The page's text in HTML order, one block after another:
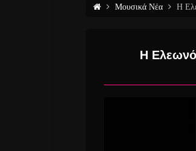
Μουσικά Νέα Η
Η